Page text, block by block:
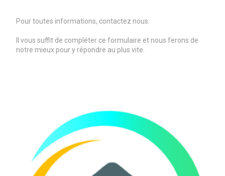
Pour toutes informations, contactez nous.
Il vous suffit de compléter ce formulaire et nous ferons de
notre mieux pour y répondre au plus vite.